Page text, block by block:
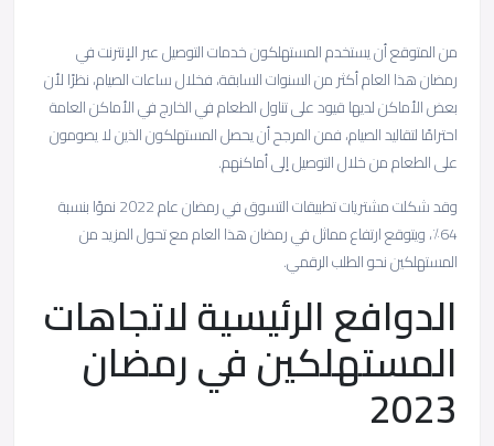
من المتوقع أن يستخدم المستهلكون خدمات التوصيل عبر الإنترنت في
رمضان هذا العام أكثر من السنوات السابقة، فخلال ساعات الصيام، نظرًا لأن
بعض الأماكن لديها قيود على تناول الطعام في الخارج في الأماكن العامة
احترامًا لتقاليد الصيام، فمن المرجح أن يحصل المستهلكون الذين لا يصومون
على الطعام من خلال التوصيل إلى أماكنهم.
وقد شكلت مشتريات تطبيقات التسوق في رمضان عام 2022 نموًا بنسبة
64٪، ويتوقع ارتفاع مماثل في رمضان هذا العام مع تحول المزيد من
المستهلكين نحو الطلب الرقمي.
الدوافع الرئيسية لاتجاهات
المستهلكين في رمضان
2023